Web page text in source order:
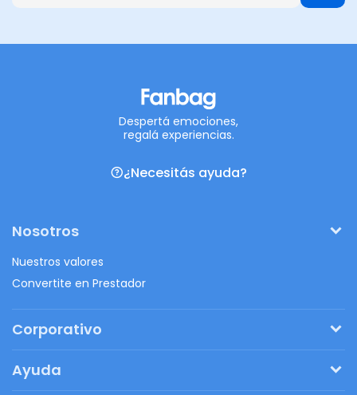
Despertá emociones,
regalá experiencias.
¿Necesitás ayuda?
Nosotros
Nuestros valores
Convertite en Prestador
Corporativo
Regalos originales
Ayuda